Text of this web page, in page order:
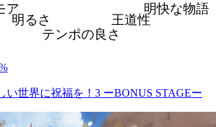
明快な物語
王道性
テンポの良さ
明るさ
ア
い世界に祝福を！3 ーBONUS STAGEー